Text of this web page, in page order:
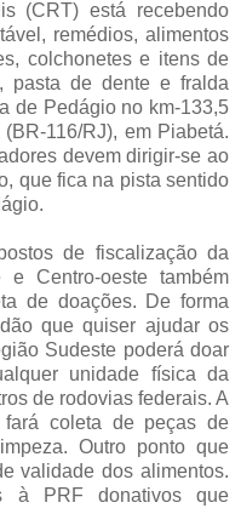
(CRT) está recebendo
remédios, alimentos
colchonetes e itens de
pasta de dente e fralda
de Pedágio no km-133,5
116/RJ), em Piabetá.
devem dirigir-se ao
que fica na pista sentido
de fiscalização da
Centro-oeste também
de doações. De forma
que quiser ajudar os
Sudeste poderá doar
unidade física da
de rodovias federais. A
coleta de peças de
Outro ponto que
validade dos alimentos.
à PRF donativos que